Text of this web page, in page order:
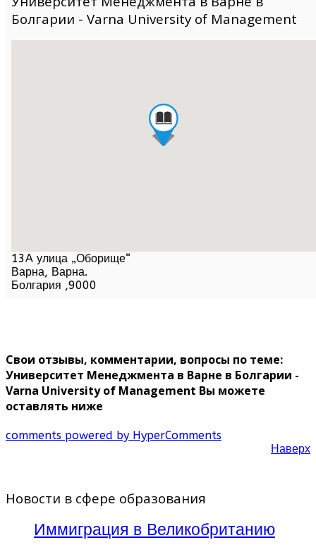
Болгарии - Varna University of Management
13A улица „Оборище“
Варна, Варна.
Болгария ,9000
Свои отзывы, комментарии, вопросы по теме:
Университет Менеджмента в Варне в Болгарии -
Varna University of Management Вы можете
оставлять ниже
comments powered by HyperComments
Наверх
Новости в сфере образования
Иммиграция в Великобританию